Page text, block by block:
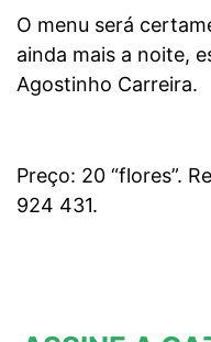
O menu será
ainda mais a noite,
Agostinho Carreira.
Preço: 20 “flores”.
924 431.